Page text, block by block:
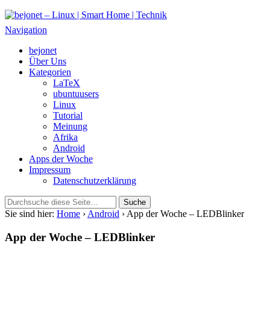
bejonet – Linux | Smart Home | Technik
Das Blog über Technik, Linux und Smart Home
Navigation
bejonet
Über Uns
Kategorien
LaTeX
ubuntuusers
Linux
Tutorial
Meinung
Afrika
Android
Apps der Woche
Impressum
Datenschutzerklärung
Sie sind hier: Home › Android › App der Woche – LEDBlinker
App der Woche – LEDBlinker